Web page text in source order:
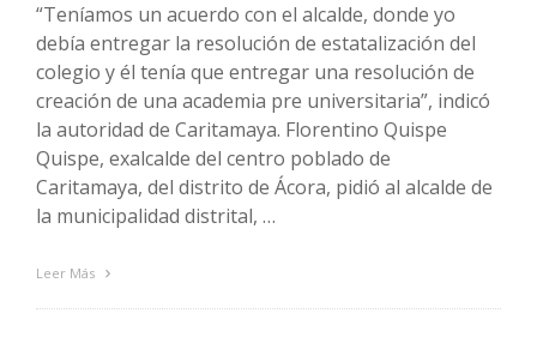
“Teníamos un acuerdo con el alcalde, donde yo
debía entregar la resolución de estatalización del
colegio y él tenía que entregar una resolución de
creación de una academia pre universitaria”, indicó
la autoridad de Caritamaya. Florentino Quispe
Quispe, exalcalde del centro poblado de
Caritamaya, del distrito de Ácora, pidió al alcalde de
la municipalidad distrital, …
Leer Más